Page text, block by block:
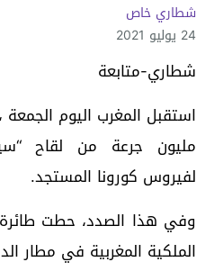
شطاري خاص
24 يوليو 2021
شطاري-متابعة
استقبل المغرب اليوم
مليون جرعة من لقاح
لفيروس كورونا المستجد.
وفي هذا الصدد، حطت طائرة
الملكية المغربية في مطار